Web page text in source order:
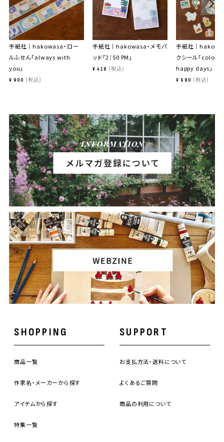
手紙社｜hakowasa・ロー
ルふせん「always with
you」
¥ 900 税込
手紙社｜hakowasa・メモパ
ッド「2：50 PM」
¥ 418 税込
手紙社｜
クシール「color
happy days」
¥ 680 税込
SHOPPING
商品一覧
作家名・メーカーから探す
アイテムから探す
特集一覧
SUPPORT
お支払方法・送料について
よくあるご質問
商品の利用について